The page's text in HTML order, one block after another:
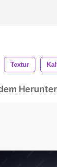
Textur